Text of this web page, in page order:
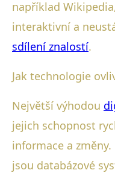
například
interaktivní a
sdílení znalostí.
Jak technologie
Největší výhodou
jejich schopnost
informace a
jsou databázové